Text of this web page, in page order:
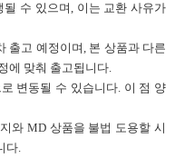
수 있으며, 이는 교환 사유가
출고 예정이며, 본 상품과 다른
에 맞춰 출고됩니다.
변동될 수 있습니다. 이 점 양
와 MD 상품을 불법 도용할 시
다.